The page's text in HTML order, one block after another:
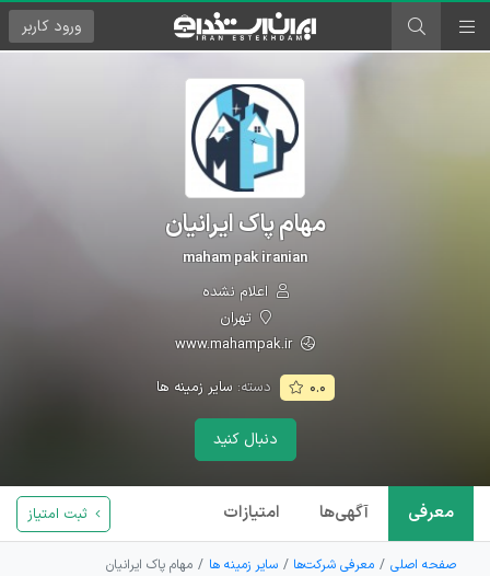
ورود کاربر
مهام پاک ایرانیان
maham pak iranian
اعلام نشده
تهران
www.mahampak.ir
۰.۰ دسته:سایر زمینه ها
دنبال کنید
معرفی آگهی‌ها امتیازات ثبت امتیاز
صفحه اصلی معرفی شرکت‌ها سایر زمینه ها مهام پاک ایرانیان